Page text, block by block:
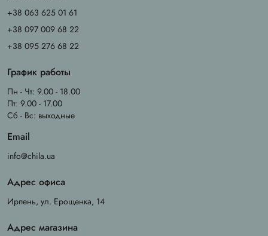
+38 063 625 01 61
+38 097 009 68 22
+38 095 276 68 22
График работы
Пн - Чт: 9.00 - 18.00
Пт: 9.00 - 17.00
Сб - Вс: выходные
Email
info@chila.ua
Адрес офиса
Ирпень, ул. Ерощенка, 14
Адрес магазина